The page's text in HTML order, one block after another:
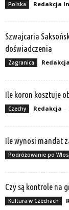
Polska Redakcja
Szwajcaria
doświadczenia
Zagranica
Ile koron kosztuje
Czechy Redakcja -
Ile wynosi mandat
Podróżowanie po
Czy są kontrole na
Kultura w Czechach